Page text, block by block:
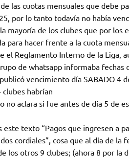
las cuotas mensuales que debe
por lo tanto todavía no había
mayoría de los clubes que por los
para hacer frente a la cuota
el Reglamento Interno de la Liga,
de whatsapp informaba fechas
vencimiento día SABADO 4
habrían
aclara si fue antes de día 5 de
texto “Pagos que ingresen a
cordiales”, cosa que al día de la
los otros 9 clubes; (ahora 8 por la